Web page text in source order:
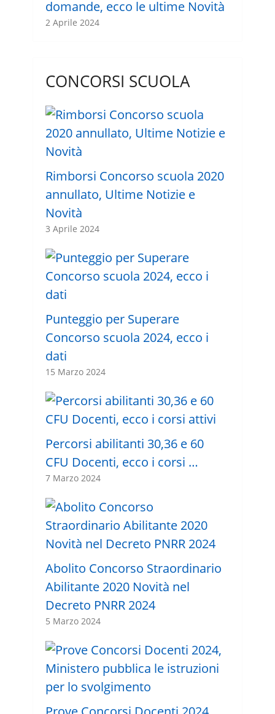
domande, ecco le ultime Novità
2 Aprile 2024
CONCORSI SCUOLA
Rimborsi Concorso scuola 2020
annullato, Ultime Notizie e
Novità
3 Aprile 2024
Punteggio per Superare
Concorso scuola 2024, ecco i
dati
15 Marzo 2024
Percorsi abilitanti 30,36 e 60
CFU Docenti, ecco i corsi …
7 Marzo 2024
Abolito Concorso Straordinario
Abilitante 2020 Novità nel
Decreto PNRR 2024
5 Marzo 2024